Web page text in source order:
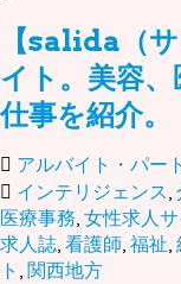
【salida（
イト。美容
仕事を紹介。
アルバイト・パート
インテリジェンス,
医療事務, 女性求人サ
求人誌, 看護師, 福祉,
ト , 関西地方